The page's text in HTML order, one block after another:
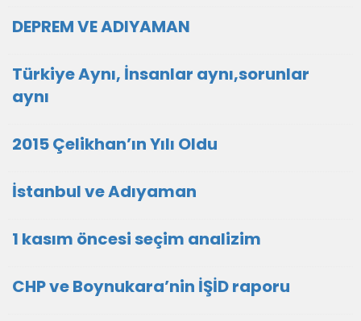
DEPREM VE ADIYAMAN
Türkiye Aynı, İnsanlar aynı,sorunlar
aynı
2015 Çelikhan’ın Yılı Oldu
İstanbul ve Adıyaman
1 kasım öncesi seçim analizim
CHP ve Boynukara’nin İŞİD raporu